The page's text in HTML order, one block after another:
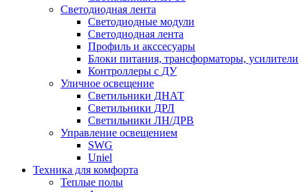
Светодиодная лента
Светодиодные модули
Светодиодная лента
Профиль и акссесуары
Блоки питания, трансформаторы, усилители
Контроллеры с ДУ
Уличное освещение
Светильники ДНАТ
Светильники ДРЛ
Светильники ЛН/ДРВ
Управление освещением
SWG
Uniel
Техника для комфорта
Теплые полы